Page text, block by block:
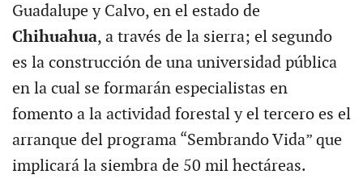
Guadalupe y Calvo, en el estado de
Chihuahua, a través de la sierra; el segundo
es la construcción de una universidad pública
en la cual se formarán especialistas en
fomento a la actividad forestal y el tercero es el
arranque del programa “Sembrando Vida” que
implicará la siembra de 50 mil hectáreas.